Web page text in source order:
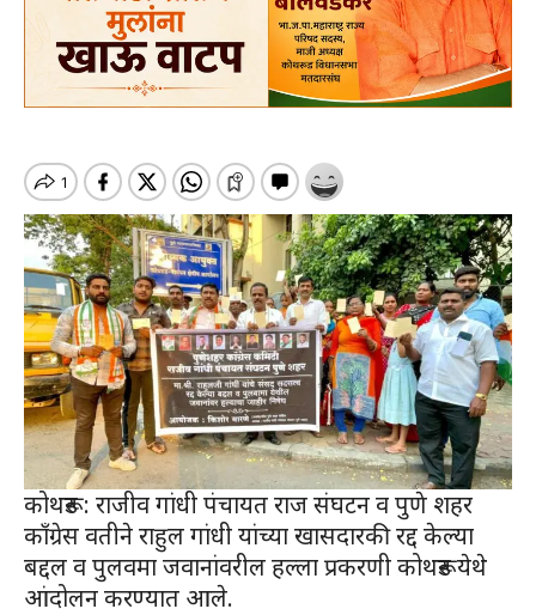
कोथरूड : राजीव गांधी पंचायत राज संघटन व पुणे शहर
काँग्रेस वतीने राहुल गांधी यांच्या खासदारकी रद्द केल्या
बद्दल व पुलवमा जवानांवरील हल्ला प्रकरणी कोथरूड येथे
आंदोलन करण्यात आले.